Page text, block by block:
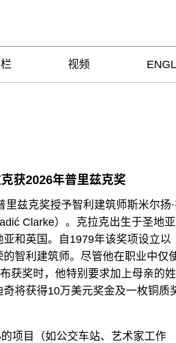
视频
获2026年普里兹克奖
里兹克奖授予智利建筑师斯米尔扬
Clarke）。克拉克出生于圣地亚
和英国。自1979年该奖项设立以
智利建筑师。尽管他在职业中仅
获奖时，他特别要求加上母亲的姓
将获得10万美元奖金及一枚铜质
项目（如公交车站、艺术家工作